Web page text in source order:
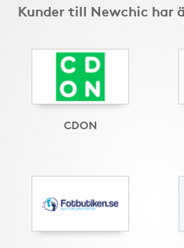
Kunder till Newchic har
CDON